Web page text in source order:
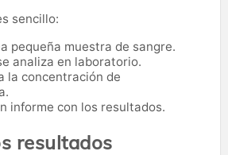
sencillo:
pequeña muestra de sangre.
analiza en laboratorio.
la concentración de
informe con los resultados.
resultados